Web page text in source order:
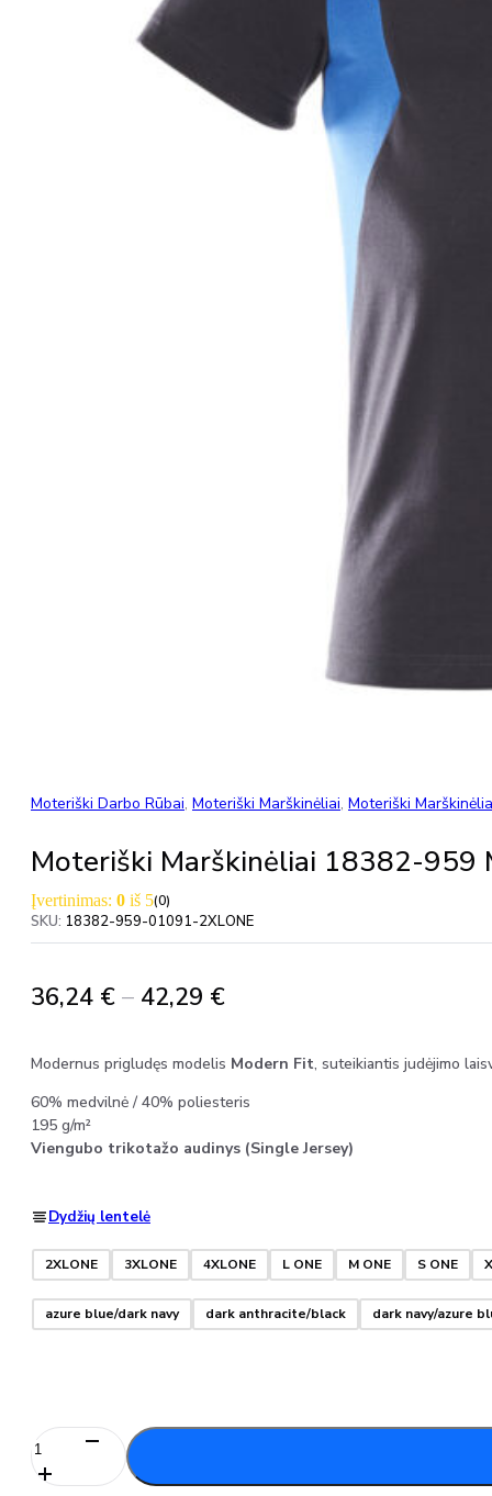
Moteriški Darbo Rūbai, Moteriški Marškinėliai, Moteriški
Moteriški Marškinėliai 18382-959
Įvertinimas: 0 iš 5(0)
SKU: 18382-959-01091-2XLONE
36,24 € – 42,29 €Price
36,24 €
42,29 €
Modernus prigludęs modelis Modern Fit, suteikiantis judėjimo
60% medvilnė / 40% poliesteris
195 g/m²
Viengubo trikotažo audinys (Single Jersey)
Dydžių lentelė
2XLONE 3XLONE 4XLONE L ONE M ONE S ONE
azure blue/dark navy dark anthracite/black dark navy/azure
produkto
kiekis:
Moteriški